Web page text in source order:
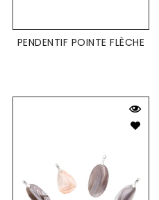
PENDENTIF POINTE FLÈCHE